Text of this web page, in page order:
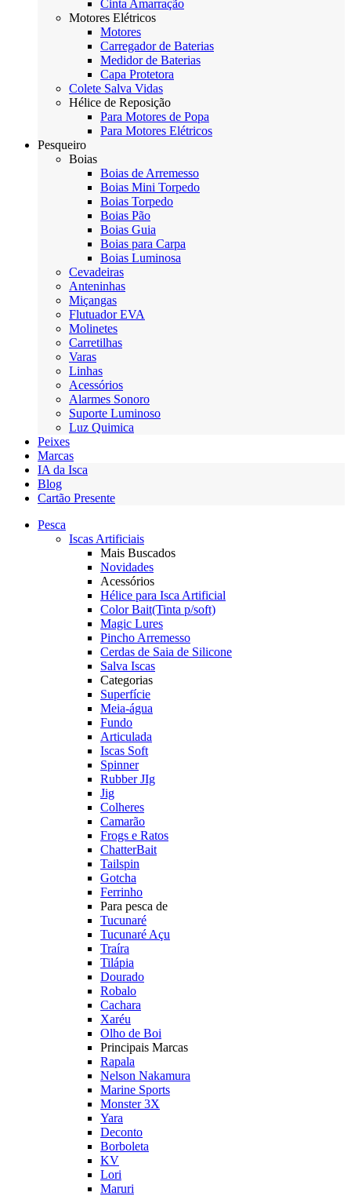
Cinta Amarração
Motores Elétricos
Motores
Carregador de Baterias
Medidor de Baterias
Capa Protetora
Colete Salva Vidas
Hélice de Reposição
Para Motores de Popa
Para Motores Elétricos
Pesqueiro
Boias
Boias de Arremesso
Boias Mini Torpedo
Boias Torpedo
Boias Pão
Boias Guia
Boias para Carpa
Boias Luminosa
Cevadeiras
Anteninhas
Miçangas
Flutuador EVA
Molinetes
Carretilhas
Varas
Linhas
Acessórios
Alarmes Sonoro
Suporte Luminoso
Luz Quimica
Peixes
Marcas
IA da Isca
Blog
Cartão Presente
Pesca
Iscas Artificiais
Mais Buscados
Novidades
Acessórios
Hélice para Isca Artificial
Color Bait(Tinta p/soft)
Magic Lures
Pincho Arremesso
Cerdas de Saia de Silicone
Salva Iscas
Categorias
Superfície
Meia-água
Fundo
Articulada
Iscas Soft
Spinner
Rubber JIg
Jig
Colheres
Camarão
Frogs e Ratos
ChatterBait
Tailspin
Gotcha
Ferrinho
Para pesca de
Tucunaré
Tucunaré Açu
Traíra
Tilápia
Dourado
Robalo
Cachara
Xaréu
Olho de Boi
Principais Marcas
Rapala
Nelson Nakamura
Marine Sports
Monster 3X
Yara
Deconto
Borboleta
KV
Lori
Maruri